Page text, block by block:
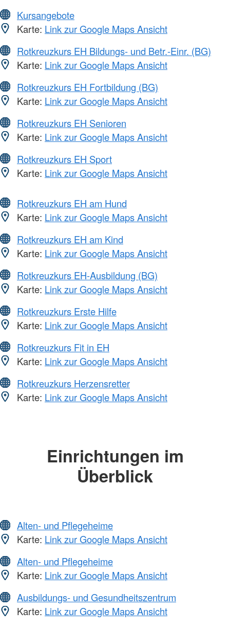
Kursangebote
Karte: Link zur Google Maps Ansicht
Rotkreuzkurs EH Bildungs- und Betr.-Einr. (BG)
Karte: Link zur Google Maps Ansicht
Rotkreuzkurs EH Fortbildung (BG)
Karte: Link zur Google Maps Ansicht
Rotkreuzkurs EH Senioren
Karte: Link zur Google Maps Ansicht
Rotkreuzkurs EH Sport
Karte: Link zur Google Maps Ansicht
Rotkreuzkurs EH am Hund
Karte: Link zur Google Maps Ansicht
Rotkreuzkurs EH am Kind
Karte: Link zur Google Maps Ansicht
Rotkreuzkurs EH-Ausbildung (BG)
Karte: Link zur Google Maps Ansicht
Rotkreuzkurs Erste Hilfe
Karte: Link zur Google Maps Ansicht
Rotkreuzkurs Fit in EH
Karte: Link zur Google Maps Ansicht
Rotkreuzkurs Herzensretter
Karte: Link zur Google Maps Ansicht
Einrichtungen im
Überblick
Alten- und Pflegeheime
Karte: Link zur Google Maps Ansicht
Alten- und Pflegeheime
Karte: Link zur Google Maps Ansicht
Ausbildungs- und Gesundheitszentrum
Karte: Link zur Google Maps Ansicht